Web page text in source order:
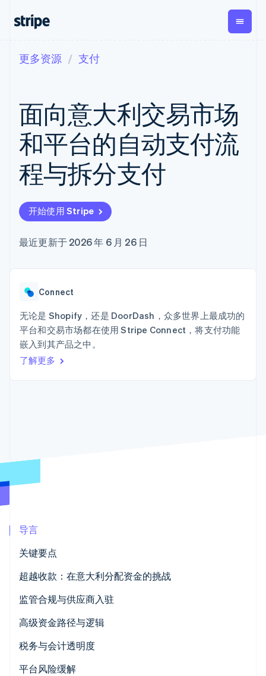
支付
在线支付
Managed
Payments
备案商家解决
方案
Payment links
无代码支付
预构建支付界
面
Elements
灵活的 UI 组件
Payment
接入 125+ 种支
Terminal
Authorization
Boost
支付成功率优
化
Link
加速结账
经常性收入
Metronome
按用量计费
Subscriptions
订阅管理
Invoicing
一次性或定期
Tax
销售税和增值
Revenue
Recognition
Stripe Sigma
Global
Payouts
向第三
方打款
Crypto
Radar
Atlas
碳移除
Stripe Sessions 2026
了解 Stripe 如何为 AI 构建经济基础设施。
立即观看
按企业阶段
按应用场景
智能体商务
加密货币
电子商务
嵌入式金融
财务自动化
全球化企业
交易市场
按行业
AI 企业
酒店、旅游与休闲
文档
库与 SDK
Stripe Apps
指南
接受线上付款
实施预置结账流程
构建平台或交易市场
管理订阅
发行稳定币支持的支付卡
资源
应用集成
代码示例
学习
指南
支持
获取支持
托管支持方案
专业服务
公司
Stripe Press
联系销售
更多资源 支付
面向意大利交易市场
和平台的自动支付流
程与拆分支付
开始使用 Stripe
最近更新于 2026 年 6 月 26 日
Connect
无论是 Shopify，还是 DoorDash，众多世界上最成功的
平台和交易市场都在使用 Stripe Connect，将支付功能
嵌入到其产品之中。
了解更多
导言
关键要点
超越收款：在意大利分配资金的挑战
监管合规与供应商入驻
为什么客户身份验证 (KYC) 验证很重要
确保意大利交易市场遵守反洗钱 (AML) 和客户身份验
高级资金路径与逻辑
在多供应商模式下，直接借记和间接扣款有什么区别？
税务与会计透明度
自动分离费用和支付
平台风险缓解